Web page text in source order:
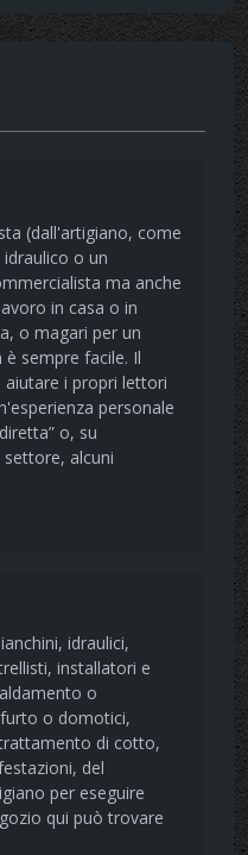
(dall'artigiano, come
o un
ma anche
in casa o in
o magari per un
sempre facile. Il
i propri lettori
personale
o, su
alcuni
idraulici,
installatori e
o
o domotici,
di cotto,
del
per eseguire
qui può trovare